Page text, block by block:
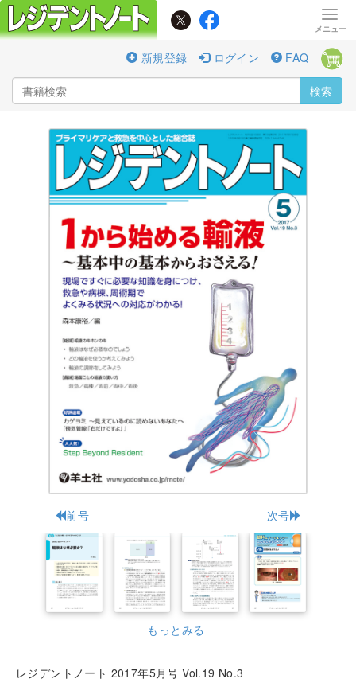
新規登録 ログイン FAQ
検索
前号 次号
もっとみる
レジデントノート 2017年5月号 Vol.19 No.3